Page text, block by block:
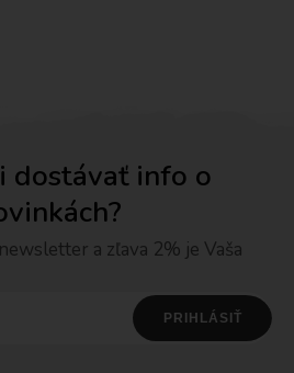
dostávať info o
a zľava 2% je Vaša